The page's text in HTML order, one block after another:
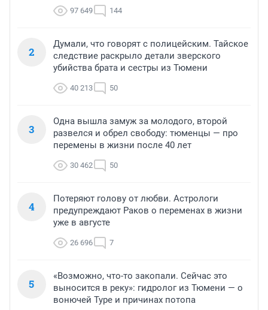
97 649 144
2
Думали, что говорят с полицейским. Тайское
следствие раскрыло детали зверского
убийства брата и сестры из Тюмени
40 213 50
3
Одна вышла замуж за молодого, второй
развелся и обрел свободу: тюменцы — про
перемены в жизни после 40 лет
30 462 50
4
Потеряют голову от любви. Астрологи
предупреждают Раков о переменах в жизни
уже в августе
26 696 7
5
«Возможно, что-то закопали. Сейчас это
выносится в реку»: гидролог из Тюмени — о
вонючей Туре и причинах потопа